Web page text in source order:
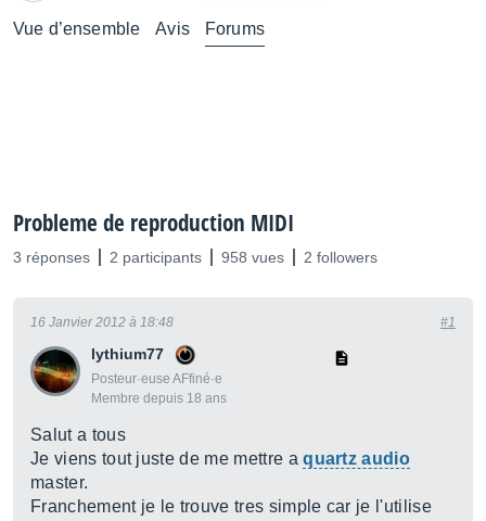
Vue d’ensemble Avis Forums
Probleme de reproduction MIDI
3 réponses 2 participants 958 vues 2 followers
lythium77
Posteur·euse AFfiné·e
Membre depuis 18 ans
16 Janvier 2012 à 18:48 #1
Salut a tous
Je viens tout juste de me mettre aquartz audio
master.
Franchement je le trouve tres simple car je l'utilise